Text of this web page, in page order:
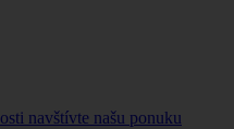
navštívte našu ponuku